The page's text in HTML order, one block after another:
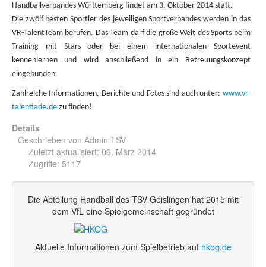
Handballverbandes Württemberg findet am 3. Oktober 2014 statt.
Die zwölf besten Sportler des jeweiligen Sportverbandes werden in das
VR-TalentTeam berufen. Das Team darf die große Welt des Sports beim
Training mit Stars oder bei einem internationalen Sportevent
kennenlernen und wird anschließend in ein Betreuungskonzept
eingebunden.
Zahlreiche Informationen, Berichte und Fotos sind auch unter: www.vr-
talentiade.de zu finden!
Details
Geschrieben von Admin TSV
Zuletzt aktualisiert: 06. März 2014
Zugriffe: 5117
Die Abteilung Handball des TSV Geislingen hat 2015 mit
dem VfL eine Spielgemeinschaft gegründet
Aktuelle Informationen zum Spielbetrieb auf hkog.de